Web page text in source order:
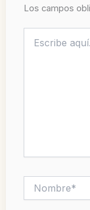
Los campos
aquí...